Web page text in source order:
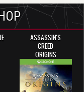
ASSASSIN'S
CREED
ORIGINS